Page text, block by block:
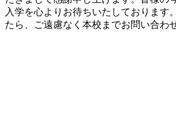
入学を心よりお待ちいたしております
たら、ご遠慮なく本校までお問い合わ